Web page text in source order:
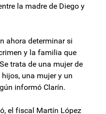
la madre de Diego y
ahora determinar si
y la familia que
trata de una mujer de
una mujer y un
informó Clarín.
el fiscal Martín López